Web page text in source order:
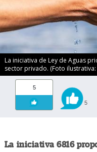
La iniciativa de Ley de Aguas
sector privado. (Foto ilustrativa:
5
5
La iniciativa 6816